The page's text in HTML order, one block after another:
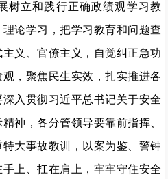
树立和践行正确政绩观学习教
论学习，把学习教育和问题查
义、官僚主义，自觉纠正急功
，聚焦民生实效，扎实推进各
入贯彻习近平总书记关于安全
神，各分管领导要靠前指挥、
大事故教训，以案为鉴、警钟
上、扛在肩上，牢牢守住安全